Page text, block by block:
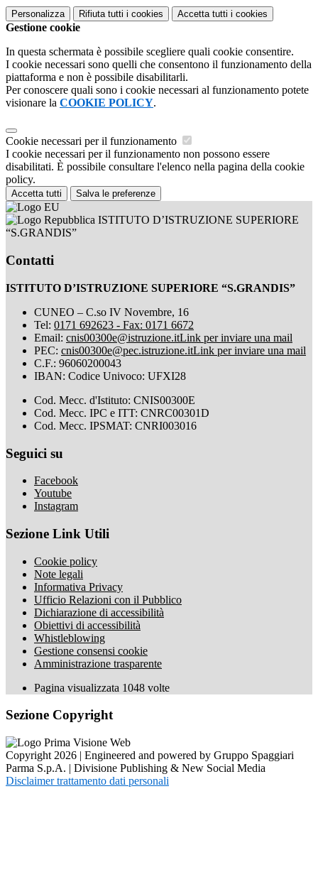
Personalizza Rifiuta tutti i cookies Accetta tutti i cookies
Gestione cookie
In questa schermata è possibile scegliere quali cookie consentire.
I cookie necessari sono quelli che consentono il funzionamento della
piattaforma e non è possibile disabilitarli.
Per conoscere quali sono i cookie necessari al funzionamento potete
visionare la COOKIE POLICY.
Cookie necessari per il funzionamento
I cookie necessari per il funzionamento non possono essere
disabilitati. È possibile consultare l'elenco nella pagina della cookie
policy.
Accetta tutti Salva le preferenze
ISTITUTO D’ISTRUZIONE SUPERIORE
“S.GRANDIS”
Contatti
ISTITUTO D’ISTRUZIONE SUPERIORE “S.GRANDIS”
CUNEO – C.so IV Novembre, 16
Tel: 0171 692623 - Fax: 0171 6672
Email: cnis00300e@istruzione.itLink per inviare una mail
PEC: cnis00300e@pec.istruzione.itLink per inviare una mail
C.F.: 96060200043
IBAN: Codice Univoco: UFXI28
Cod. Mecc. d'Istituto: CNIS00300E
Cod. Mecc. IPC e ITT: CNRC00301D
Cod. Mecc. IPSMAT: CNRI003016
Seguici su
Facebook
Youtube
Instagram
Sezione Link Utili
Cookie policy
Note legali
Informativa Privacy
Ufficio Relazioni con il Pubblico
Dichiarazione di accessibilità
Obiettivi di accessibilità
Whistleblowing
Gestione consensi cookie
Amministrazione trasparente
Pagina visualizzata 1048 volte
Sezione Copyright
Copyright 2026 | Engineered and powered by Gruppo Spaggiari
Parma S.p.A. | Divisione Publishing & New Social Media
Disclaimer trattamento dati personali